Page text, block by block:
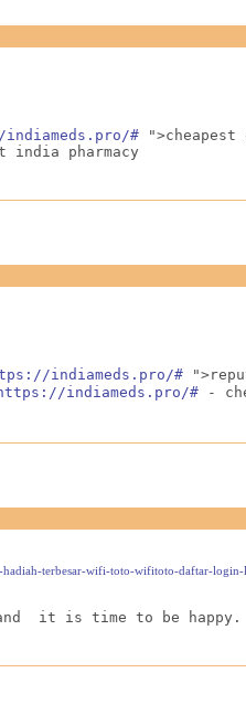
# ">cheapest
pharmacy
indiameds.pro/#
indiameds.pro/# -
terbesar-wifi-toto-wifitoto-daftar-
it is time to be